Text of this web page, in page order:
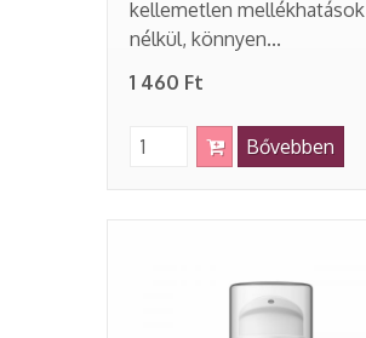
kellemetlen mellékhatások
nélkül, könnyen...
1 460 Ft
Bővebben